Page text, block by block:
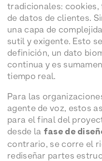
tradicionales: cookies,
de datos de clientes.
una capa de
sutil y exigente. Esto
definición, un dato
continua y es
tiempo real.
Para las
agente de voz, estos
para el final del
desde la fase de
contrario, se corre el
rediseñar partes